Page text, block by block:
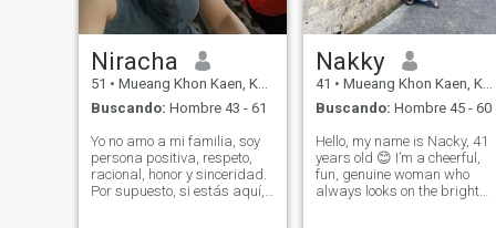
internacionalmente a través
de Asia.
Niracha
51 • Mueang Khon Kaen, Khon Kaen, Tailandia
Buscando: Hombre 43 - 61
Yo no amo a mi familia, soy
persona positiva, respeto,
racional, honor y sinceridad.
Por supuesto, si estás aquí,
Nakky
41 • Mueang Khon Kaen, Khon Kaen, Tailandia
Buscando: Hombre 45 - 60
Hello, my name is Nacky, 41
years old 😊 I’m a cheerful,
fun, genuine woman who
always looks on the bright